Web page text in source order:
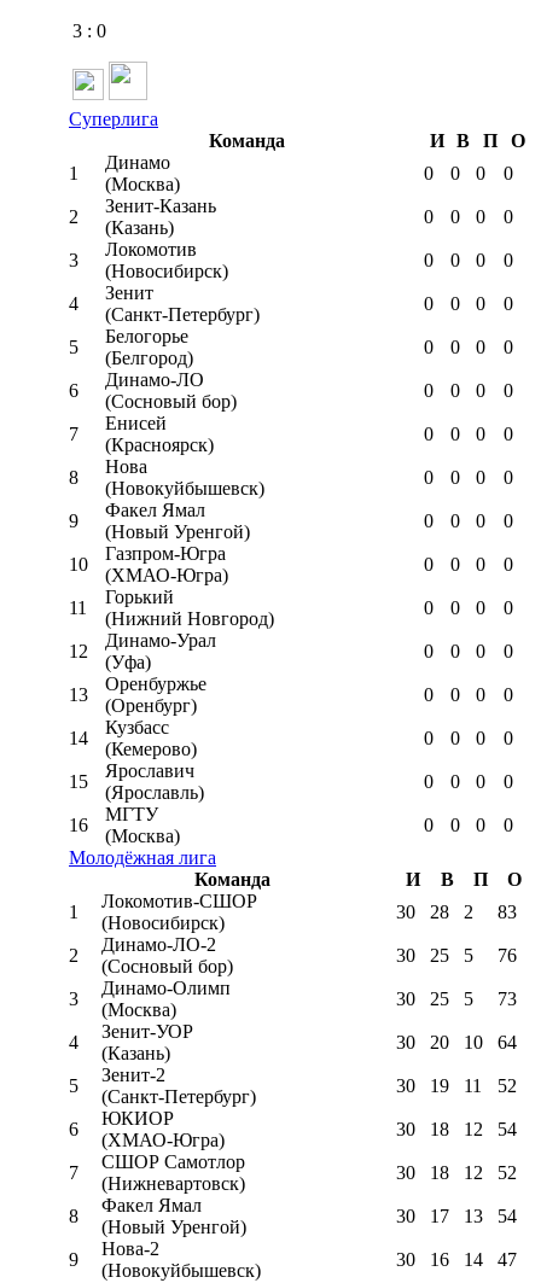
3 : 0
Суперлига
Команда
И В П
О
1
Динамо
(Москва)
0 0 0 0
2
Зенит-Казань
(Казань)
0 0 0 0
3
Локомотив
(Новосибирск)
0 0 0 0
4
Зенит
(Санкт-Петербург)
0 0 0 0
5
Белогорье
(Белгород)
0 0 0 0
6
Динамо-ЛО
(Сосновый бор)
0 0 0 0
7
Енисей
(Красноярск)
0 0 0 0
8
Нова
(Новокуйбышевск)
0 0 0 0
9
Факел Ямал
(Новый Уренгой)
0 0 0 0
10
Газпром-Югра
(ХМАО-Югра)
0 0 0 0
11
Горький
(Нижний Новгород)
0 0 0 0
12
Динамо-Урал
(Уфа)
0 0 0 0
13
Оренбуржье
(Оренбург)
0 0 0 0
14
Кузбасс
(Кемерово)
0 0 0 0
15
Ярославич
(Ярославль)
0 0 0 0
16
МГТУ
(Москва)
0 0 0
0
Молодёжная лига
Команда
И В П
О
1
Локомотив-CШОР
(Новосибирск)
30 28 2 83
2
Динамо-ЛО-2
(Сосновый бор)
30 25 5 76
3
Динамо-Олимп
(Москва)
30 25 5 73
4
Зенит-УОР
(Казань)
30 20 10 64
5
Зенит-2
(Санкт-Петербург)
30 19 11 52
6
ЮКИОР
(ХМАО-Югра)
30 18 12 54
7
СШОР Самотлор
(Нижневартовск)
30 18 12 52
8
Факел Ямал
(Новый Уренгой)
30 17 13 54
9
Нова-2
(Новокуйбышевск)
30 16 14 47